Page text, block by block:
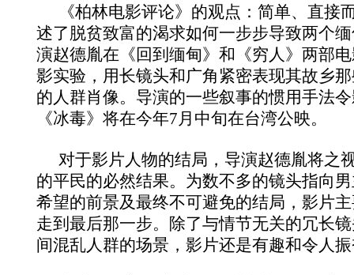
《柏林电影评论》的观点：简单、直接
述了脱贫致富的渴求如何一步步导致两个
演赵德胤在《回到缅甸》和《穷人》两部
影实验，用长镜头和广角紧密表现其故乡
的人群肖像。导演的一些叙事的惯用手法
《冰毒》将在今年7月中旬在台湾公映。
对于影片人物的结局，导演赵德胤将之
的平民的必然结果。为数不多的镜头指向
希望的前景及最终不可避免的结局，影片
走到最后那一步。除了与情节无关的冗长
间混乱人群的场景，影片还是有趣和令人